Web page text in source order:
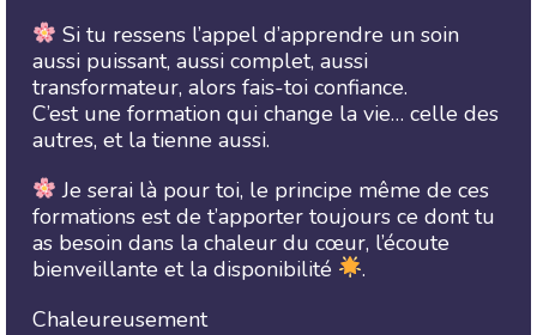
Si tu ressens l’appel d’apprendre un soin
aussi puissant, aussi complet, aussi
transformateur, alors fais-toi confiance.
C’est une formation qui change la vie… celle des
autres, et la tienne aussi.
Je serai là pour toi, le principe même de ces
formations est de t’apporter toujours ce dont tu
as besoin dans la chaleur du cœur, l’écoute
bienveillante et la disponibilité
.
Chaleureusement